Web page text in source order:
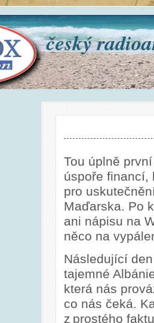
Tou úplně
úspoře financí,
pro
Maďarska. Po
ani nápisu na
něco na
Následující
tajemné
která nás
co nás čeká.
z prostého